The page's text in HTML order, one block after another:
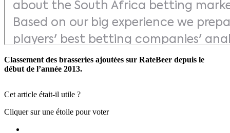
Classement des brasseries ajoutées sur RateBeer depuis le
début de l’année 2013.
Cet article était-il utile ?
Cliquer sur une étoile pour voter